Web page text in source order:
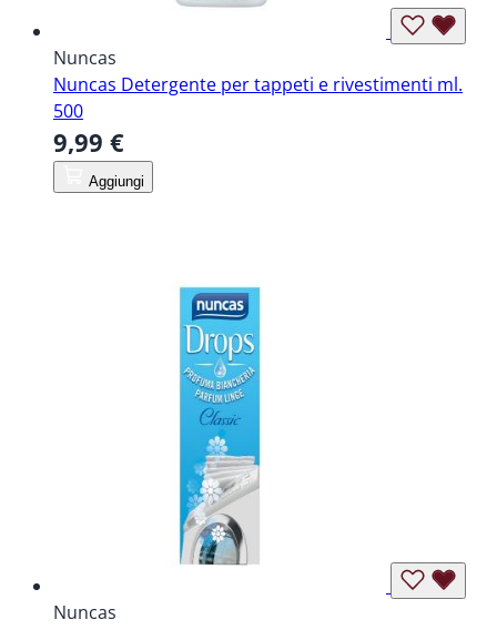
Nuncas
Nuncas Detergente per tappeti e rivestimenti ml.
500
9,99 €
Aggiungi
Nuncas